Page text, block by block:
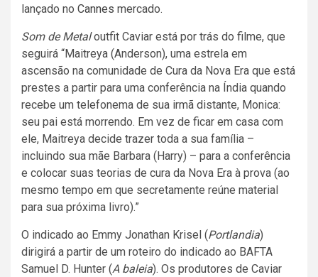
lançado no Cannes mercado.
Som de Metaloutfit Caviar está por trás do filme, que
seguirá “Maitreya (Anderson), uma estrela em
ascensão na comunidade de Cura da Nova Era que está
prestes a partir para uma conferência na Índia quando
recebe um telefonema de sua irmã distante, Monica:
seu pai está morrendo. Em vez de ficar em casa com
ele, Maitreya decide trazer toda a sua família –
incluindo sua mãe Barbara (Harry) – para a conferência
e colocar suas teorias de cura da Nova Era à prova (ao
mesmo tempo em que secretamente reúne material
para sua próxima livro).”
O indicado ao Emmy Jonathan Krisel (Portlandia)
dirigirá a partir de um roteiro do indicado ao BAFTA
Samuel D. Hunter (A baleia). Os produtores de Caviar